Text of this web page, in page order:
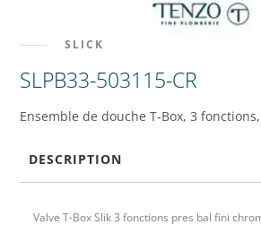
SLICK
SLPB33-503115-CR
Ensemble de douche T-Box, 3
DESCRIPTION
Valve T-Box Slik 3 fonctions pres bal fini